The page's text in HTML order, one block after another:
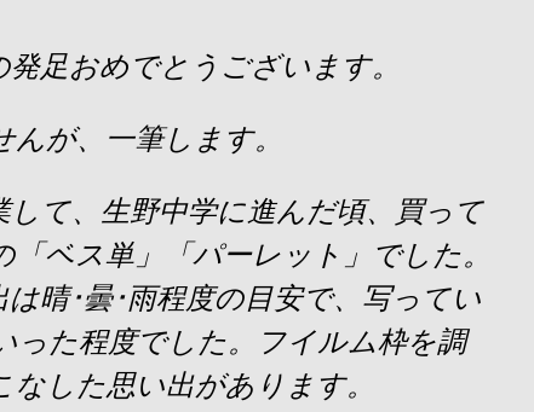
足おめでとうございます。
が、一筆します。
して、生野中学に進んだ頃、買って
ベス単」「パーレット」でした。
は晴･曇･雨程度の目安で、写ってい
った程度でした。フイルム枠を調
した思い出があります。